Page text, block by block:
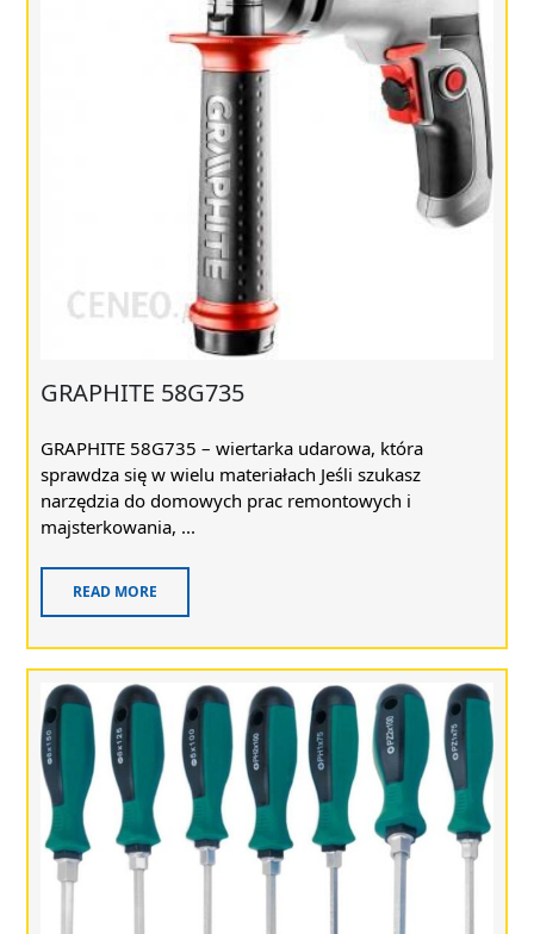
GRAPHITE 58G735
GRAPHITE 58G735 – wiertarka udarowa, która
sprawdza się w wielu materiałach Jeśli szukasz
narzędzia do domowych prac remontowych i
majsterkowania, ...
READ MORE